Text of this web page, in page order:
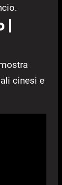
cinesi e